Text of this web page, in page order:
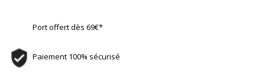
Port offert dès 69€*
Paiement 100% sécurisé